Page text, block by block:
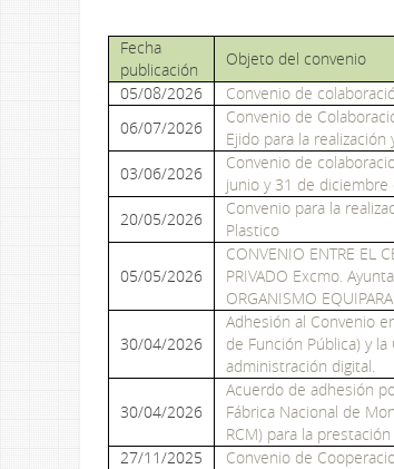
Fecha
publicación
Objeto del convenio
05/08/2026
Convenio de
06/07/2026
Convenio de
Ejido para la
03/06/2026
Convenio de
junio y 31 de diciembre
20/05/2026
Convenio para la
Plastico
05/05/2026
CONVENIO ENTRE EL
PRIVADO Excmo.
ORGANISMO
30/04/2026
Adhesión al Convenio
de Función Pública) y
administración digital.
30/04/2026
Acuerdo de adhesión
Fábrica Nacional de
RCM) para la
27/11/2025
Convenio de